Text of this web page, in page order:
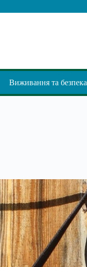
Виживання та безпека